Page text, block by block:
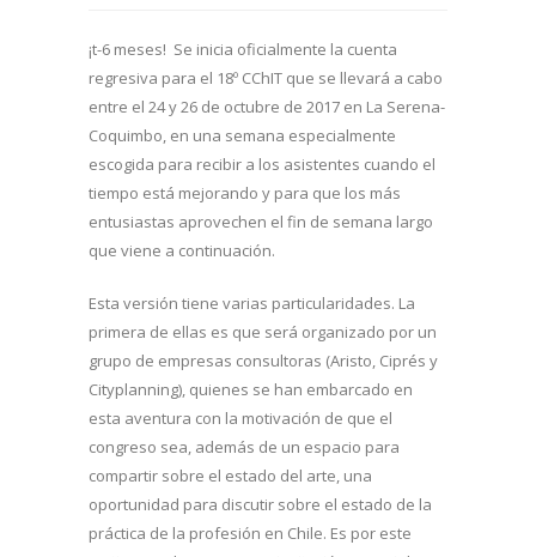
¡t-6 meses! Se inicia oficialmente la cuenta
regresiva para el 18º CChIT que se llevará a cabo
entre el 24 y 26 de octubre de 2017 en La Serena-
Coquimbo, en una semana especialmente
escogida para recibir a los asistentes cuando el
tiempo está mejorando y para que los más
entusiastas aprovechen el fin de semana largo
que viene a continuación.
Esta versión tiene varias particularidades. La
primera de ellas es que será organizado por un
grupo de empresas consultoras (Aristo, Ciprés y
Cityplanning), quienes se han embarcado en
esta aventura con la motivación de que el
congreso sea, además de un espacio para
compartir sobre el estado del arte, una
oportunidad para discutir sobre el estado de la
práctica de la profesión en Chile. Es por este